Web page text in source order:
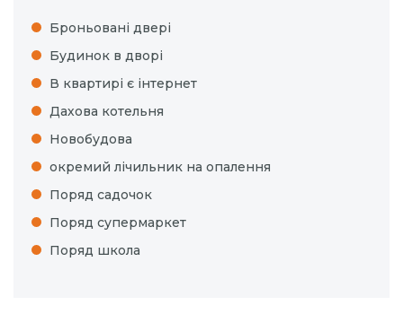
Броньовані двері
Будинок в дворі
В квартирі є інтернет
Дахова котельня
Новобудова
окремий лічильник на опалення
Поряд садочок
Поряд супермаркет
Поряд школа